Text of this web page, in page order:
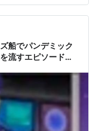
開 ２０１８年３９日
日本) ジャンル スリラ
船でパンデミック
流すエピソードが
ト上で飛び交う